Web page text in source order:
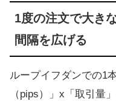
1度の注文で大き
間隔を広げる
ループイフダンでの1
（pips）」x「取引量